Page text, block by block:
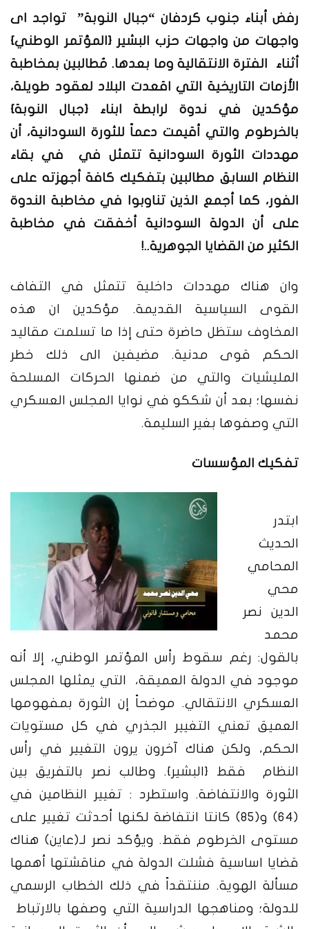
رفض أبناء جنوب كردفان “جبال النوبة” تواجد اى
واجهات من واجهات حزب البشير {المؤتمر الوطني}
أثناء الفترة الانتقالية وما بعدها. مُطالبين بمخاطبة
الأزمات التاريخية التي اقعدت البلاد لعقود طويلة،
مؤكدين في ندوة لرابطة ابناء {جبال النوبة}
بالخرطوم والتي أقيمت دعماً للثورة السودانية، أن
مهددات الثورة السودانية تتمثل في في بقاء
النظام السابق مطالبين بتفكيك كافة أجهزته على
الفور، كما أجمع الذين تناوبوا في مخاطبة الندوة
على أن الدولة السودانية أخفقت في مخاطبة
الكثير من القضايا الجوهرية..!
وان هناك مهددات داخلية تتمثل في التفاف
القوى السياسية القديمة. مؤكدين ان هذه
المخاوف ستظل حاضرة حتى إذا ما تسلمت مقاليد
الحكم قوى مدنية. مضيفين الى ذلك خطر
المليشيات والتي من ضمنها الحركات المسلحة
نفسها؛ بعد أن شككو في نوايا المجلس العسكري
التي وصفوها بغير السليمة.
تفكيك المؤسسات
ابتدر
الحديث
المحامي
محي
الدين نصر
محمد
بالقول: رغم سقوط رأس المؤتمر الوطني، إلا أنه
موجود في الدولة العميقة، التي يمثلها المجلس
العسكري الانتقالي. موضحاً إن الثورة بمفهومها
العميق تعني التغيير الجذري في كل مستويات
الحكم، ولكن هناك آخرون يرون التغيير في رأس
النظام فقط {البشير}. وطالب نصر بالتفريق بين
الثورة والانتفاضة. واستطرد : تغيير النظامين في
(64) و(85) كانتا انتفاضة لكنها أحدثت تغيير على
مستوى الخرطوم فقط. ويؤكد نصر لـ(عاين) هناك
قضايا اساسية فشلت الدولة في مناقشتها أهمها
مسألة الهوية. مننتقداً في ذلك الخطاب الرسمي
للدولة؛ ومناهجها الدراسية التي وصفها بالارتباط